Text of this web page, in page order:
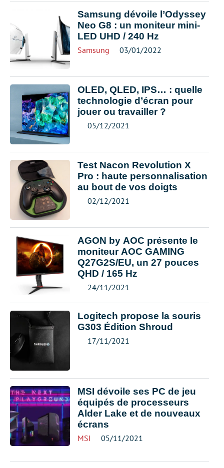
Samsung dévoile l’Odyssey
Neo G8 : un moniteur mini-
LED UHD / 240 Hz
Samsung 03/01/2022
OLED, QLED, IPS… : quelle
technologie d’écran pour
jouer ou travailler ?
05/12/2021
Test Nacon Revolution X
Pro : haute personnalisation
au bout de vos doigts
02/12/2021
AGON by AOC présente le
moniteur AOC GAMING
Q27G2S/EU, un 27 pouces
QHD / 165 Hz
24/11/2021
Logitech propose la souris
G303 Édition Shroud
17/11/2021
MSI dévoile ses PC de jeu
équipés de processeurs
Alder Lake et de nouveaux
écrans
MSI 05/11/2021